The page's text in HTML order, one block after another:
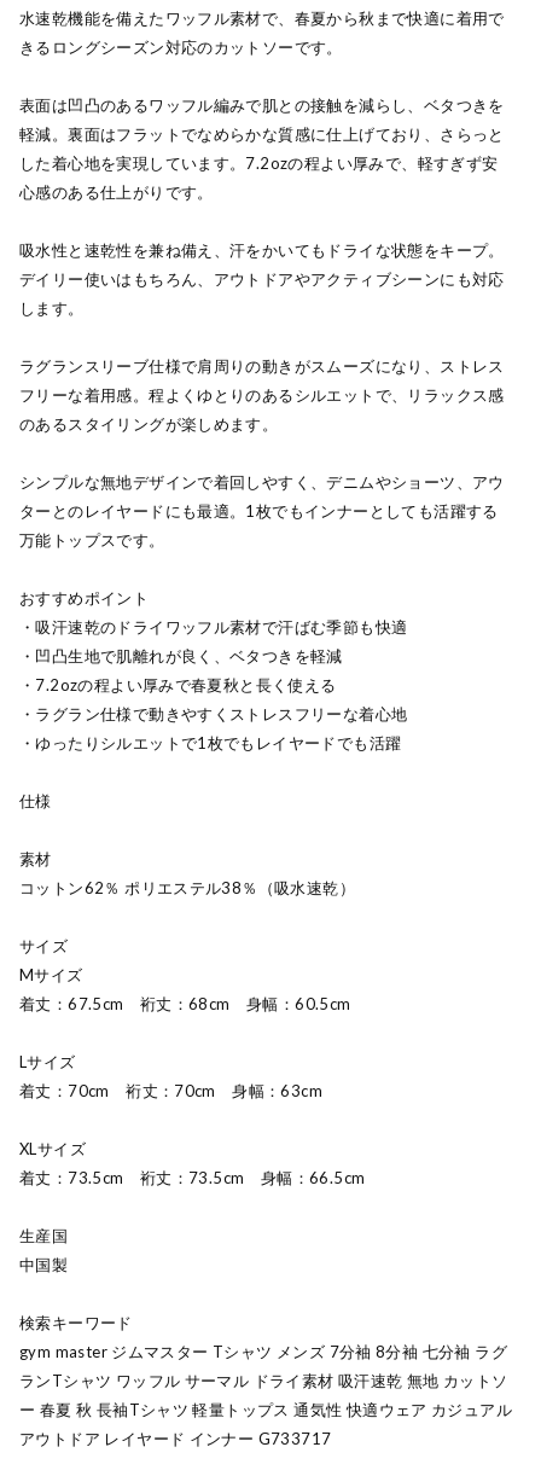
水速乾機能を備えたワッフル素材で、春夏から秋まで快適に着用で
きるロングシーズン対応のカットソーです。
表面は凹凸のあるワッフル編みで肌との接触を減らし、ベタつきを
軽減。裏面はフラットでなめらかな質感に仕上げており、さらっと
した着心地を実現しています。7.2ozの程よい厚みで、軽すぎず安
心感のある仕上がりです。
吸水性と速乾性を兼ね備え、汗をかいてもドライな状態をキープ。
デイリー使いはもちろん、アウトドアやアクティブシーンにも対応
します。
ラグランスリーブ仕様で肩周りの動きがスムーズになり、ストレス
フリーな着用感。程よくゆとりのあるシルエットで、リラックス感
のあるスタイリングが楽しめます。
シンプルな無地デザインで着回しやすく、デニムやショーツ、アウ
ターとのレイヤードにも最適。1枚でもインナーとしても活躍する
万能トップスです。
おすすめポイント
・吸汗速乾のドライワッフル素材で汗ばむ季節も快適
・凹凸生地で肌離れが良く、ベタつきを軽減
・7.2ozの程よい厚みで春夏秋と長く使える
・ラグラン仕様で動きやすくストレスフリーな着心地
・ゆったりシルエットで1枚でもレイヤードでも活躍
仕様
素材
コットン62％ ポリエステル38％（吸水速乾）
サイズ
Mサイズ
着丈：67.5cm 裄丈：68cm 身幅：60.5cm
Lサイズ
着丈：70cm 裄丈：70cm 身幅：63cm
XLサイズ
着丈：73.5cm 裄丈：73.5cm 身幅：66.5cm
生産国
中国製
検索キーワード
gym master ジムマスター Tシャツ メンズ 7分袖 8分袖 七分袖 ラグ
ランTシャツ ワッフル サーマル ドライ素材 吸汗速乾 無地 カットソ
ー 春夏 秋 長袖Tシャツ 軽量トップス 通気性 快適ウェア カジュアル
アウトドア レイヤード インナー G733717